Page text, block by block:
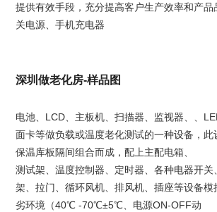
提供有效手段，充分提高客户生产效率和产
关电源、手机充电器
深圳做老化房-样品图
电池、LCD、主板机、扫描器、监视器、、
面卡等做负载或温度老化测试的一种设备，此
保温库板隔间组合而成，配上主配电箱、
测试架、温度控制器、定时器、各种电器开关
架、拉门、循环风机、排风机、插座等设备模
劣环境（40℃ -70℃±5℃、电源ON-OFF动